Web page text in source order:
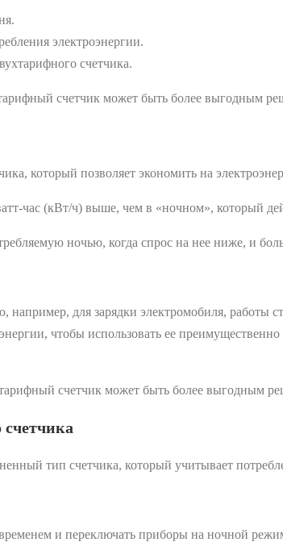
электроэнергии.
счетчика.
счетчик может быть более выгодным
который позволяет экономить на
час (кВт/ч) выше, чем в «ночном», который
ночью, когда спрос на нее ниже, и
например, для зарядки электромобиля,
чтобы использовать ее
счетчик может быть более выгодным
тип счетчика, который учитывает
и переключать приборы на ночной